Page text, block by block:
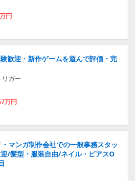
円
歓迎・新作ゲームを遊んで評価・完
ガー
万円
・マンガ制作会社での一般事務スタッ
/髪型・服装自由/ネイル・ピアスO